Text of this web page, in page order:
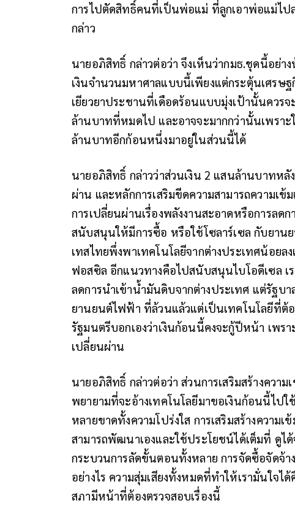
การไปตัดสิทธิ์คนที่เป็นพ่อแม่ ที่ลูกเอาพ่อแม่ไ
กล่าว
นายอภิสิทธิ์ กล่าวต่อว่า จึงเห็นว่ากมธ.ชุดนี้อย่า
เงินจำนวนมหาศาลแบบนี้เพียงแต่กระตุ้นเศรษ
เยียวยาประชานที่เดือดร้อนแบบมุ่งเป้านั้นควร
ล้านบาทที่หมดไป และอาจจะมากกว่านั้นเพรา
ล้านบาทอีกก้อนหนึ่งมาอยู่ในส่วนนี้ได้
นายอภิสิทธิ์ กล่าวว่าส่วนเงิน 2 แสนล้านบาทหลั
ผ่าน และหลักการเสริมขีดความสามารถความเข้
การเปลี่ยนผ่านเรื่องพลังงานสะอาดหรือการลด
สนับสนุนให้มีการซื้อ หรือใช้โซลาร์เซล กับยา
เทสไทยพึ่งพาเทคโนโลยีจากต่างประเทศน้อยล
ฟอสซิล อีกแนวทางคือไปสนับสนุนไบโอดีเซล เร
ลดการนำเข้าน้ำมันดิบจากต่างประเทศ แต่รัฐบ
ยานยนต์ไฟฟ้า ที่ล้วนแล้วแต่เป็นเทคโนโลยีที่ต้
รัฐมนตรีบอกเองว่าเงินก้อนนี้คงจะกู้ปีหน้า เพรา
เปลี่ยนผ่าน
นายอภิสิทธิ์ กล่าวต่อว่า ส่วนการเสริมสร้างควา
พยายามที่จะอ้างเทคโนโลยีมาขอเงินก้อนนี้ไป
หลายขาดทั้งความโปร่งใส การเสริมสร้างความ
สามารถพัฒนาเองและใช้ประโยชน์ได้เต็มที่ ดูไ
กระบวนการลัดขั้นตอนทั้งหลาย การจัดซื้อจัดจ้า
อย่างไร ความสุ่มเสียงทั้งหมดที่ทำให้เรามั่นใ
สภามีหน้าที่ต้องตรวจสอบเรื่องนี้